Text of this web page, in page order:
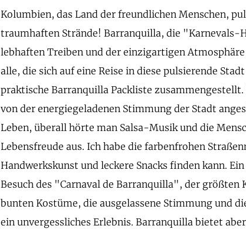
Kolumbien, das Land der freundlichen Menschen,
traumhaften Strände! Barranquilla, die
lebhaften Treiben und der einzigartigen
alle, die sich auf eine Reise in diese pulsierende
praktische Barranquilla Packliste
von der energiegeladenen Stimmung der Stadt
Leben, überall hörte man Salsa-Musik und die
Lebensfreude aus. Ich habe die farbenfrohen
Handwerkskunst und leckere Snacks finden kann.
Besuch des "Carnaval de Barranquilla", der größten
bunten Kostüme, die ausgelassene Stimmung und
ein unvergessliches Erlebnis. Barranquilla bietet